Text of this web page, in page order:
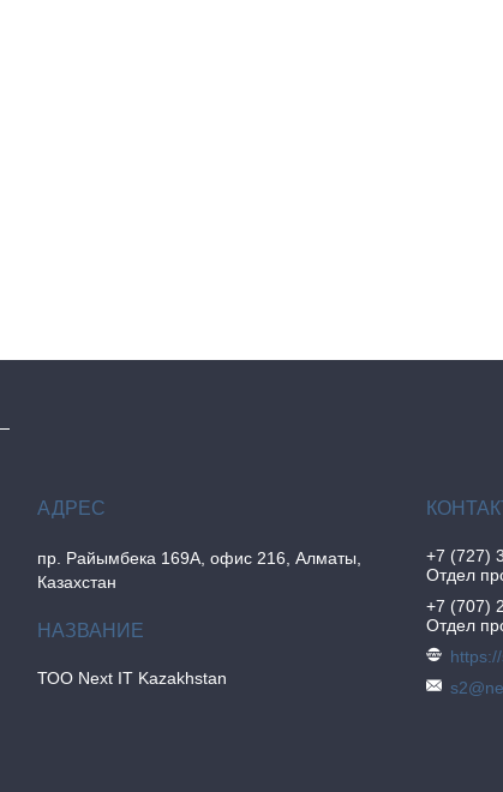
пр. Райымбека 169А, офис 216, Алматы,
Казахстан
ТОО Next IT Kazakhstan
+7 (727)
Отдел
+7 (707)
Отдел